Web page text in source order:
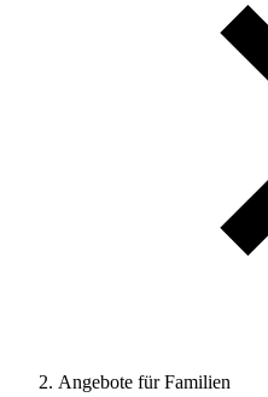
Angebote für Familien